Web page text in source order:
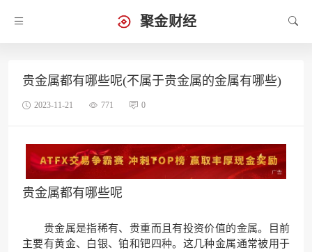
聚金财经
贵金属都有哪些呢(不属于贵金属的金属有哪些)
2023-11-21 771 0
贵金属都有哪些呢
贵金属是指稀有、贵重而且有投资价值的金属。目前
主要有黄金、白银、铂和钯四种。这几种金属通常被用于